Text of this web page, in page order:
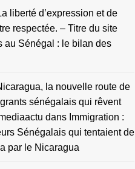
liberté d’expression et de
respectée. – Titre du site
au Sénégal : le bilan des
la nouvelle route de
sénégalais qui rêvent
dans Immigration :
Sénégalais qui tentaient de
par le Nicaragua